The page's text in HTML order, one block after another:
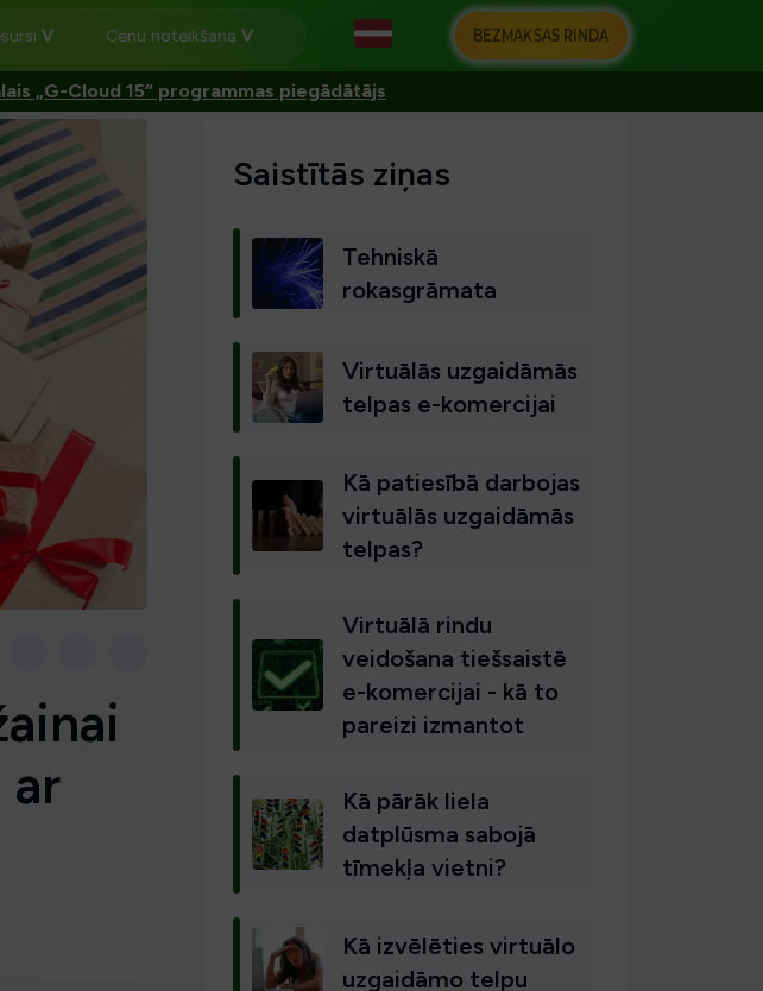
Cenu noteikšana BEZMAKSAS RINDA
„G-Cloud 15“ programmas piegādātājs
ar
Saistītās ziņas
Tehniskā
rokasgrāmata
Virtuālās uzgaidāmās
telpas e-komercijai
Kā patiesībā darbojas
virtuālās uzgaidāmās
telpas?
Virtuālā rindu
veidošana tiešsaistē
e-komercijai - kā to
pareizi izmantot
Kā pārāk liela
datplūsma sabojā
tīmekļa vietni?
Kā izvēlēties virtuālo
uzgaidāmo telpu